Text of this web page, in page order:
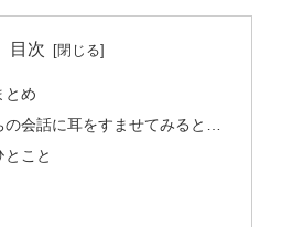
目次
とめ
の会話に耳をすませてみると…
とこと